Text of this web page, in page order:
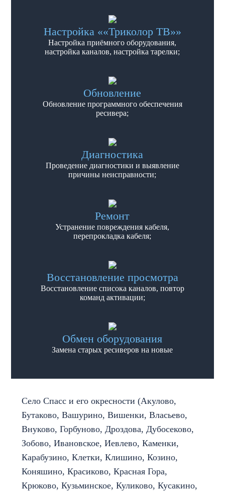
Настройка ««Триколор ТВ»»
Настройка приёмного оборудования,
настройка каналов, настройка тарелки;
Обновление
Обновление программного обеспечения
ресивера;
Диагностика
Проведение диагностики и выявление
причины неисправности;
Ремонт
Устранение повреждения кабеля,
перепрокладка кабеля;
Восстановление просмотра
Восстановление списока каналов, повтор
команд активации;
Обмен оборудования
Замена старых ресиверов на новые
Село Спасс и его окресности (Акулово,
Бутаково, Вашурино, Вишенки, Власьево,
Внуково, Горбуново, Дроздова, Дубосеково,
Зобово, Ивановское, Иевлево, Каменки,
Карабузино, Клетки, Клишино, Козино,
Коняшино, Красиково, Красная Гора,
Крюково, Кузьминское, Куликово, Кусакино,